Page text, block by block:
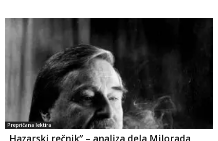
Prepričana lektira